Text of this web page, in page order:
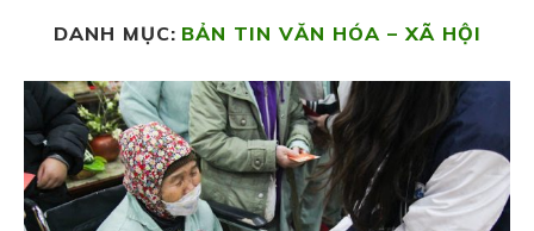
DANH MỤC: BẢN TIN VĂN HÓA – XÃ HỘI